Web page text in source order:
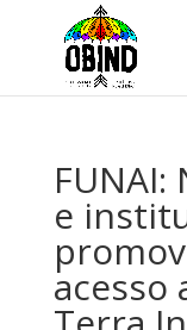
FUNAI:
e
acesso